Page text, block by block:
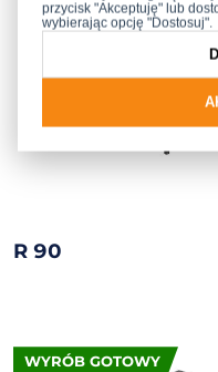
R 90
WYRÓB GOTOWY
przycisk "Akceptuję" lub
wybierając opcję "Dostosuj".